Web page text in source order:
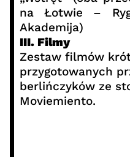
na Łotwie –
Akademija)
III. Filmy
Zestaw filmów
przygotowanych
berlińczyków ze
Moviemiento.